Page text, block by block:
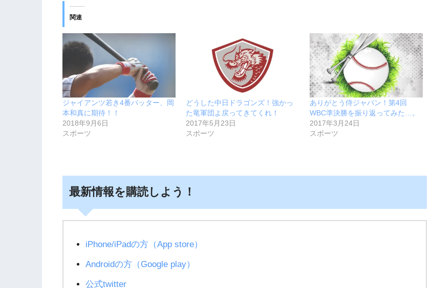
関連
ジャイアンツ若き4番バッター、岡
本和真に期待！！
2018年9月6日
スポーツ
どうした中日ドラゴンズ！強かっ
た竜軍団よ戻ってきてくれ！
2017年5月23日
スポーツ
ありがとう侍ジャパン！第4回
WBC準決勝を振り返ってみた…。
2017年3月24日
スポーツ
最新情報を購読しよう！
iPhone/iPadの方（App store）
Androidの方（Google play）
公式twitter